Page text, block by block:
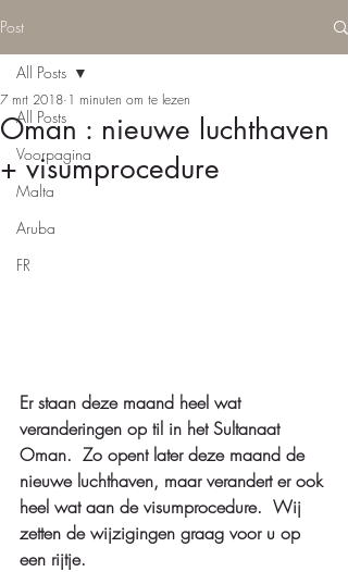
Post
All Posts
Voorpagina
Malta
Aruba
FR
All Posts
Oman : nieuwe luchthaven
+ visumprocedure
7 mrt 2018 1 minuten om te lezen
Er staan deze maand heel wat
veranderingen op til in het Sultanaat
Oman.  Zo opent later deze maand de
nieuwe luchthaven, maar verandert er ook
heel wat aan de visumprocedure.  Wij
zetten de wijzigingen graag voor u op
een rijtje.